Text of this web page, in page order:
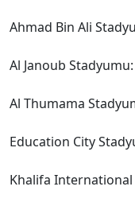
Ahmad Bin Ali
Al Janoub
Al Thumama
Education City
Khalifa